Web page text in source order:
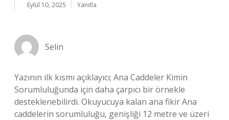
Eylül 10, 2025 Yanıtla
Selin
Yazının ilk kısmı açıklayıcı; Ana Caddeler Kimin
Sorumluluğunda için daha çarpıcı bir örnekle
desteklenebilirdi. Okuyucuya kalan ana fikir Ana
caddelerin sorumluluğu, genişliği 12 metre ve üzeri